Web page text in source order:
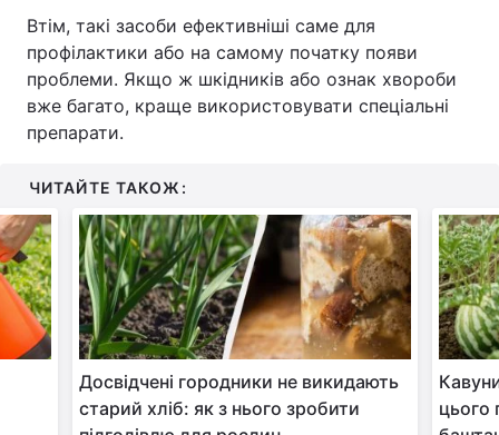
Втім, такі засоби ефективніші саме для
профілактики або на самому початку появи
проблеми. Якщо ж шкідників або ознак хвороби
вже багато, краще використовувати спеціальні
препарати.
ЧИТАЙТЕ ТАКОЖ:
Досвідчені городники не викидають
старий хліб: як з нього зробити
цього